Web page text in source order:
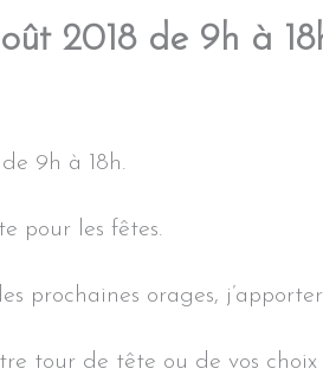
2018 de 9h à
9h à 18h.
pour les fêtes.
prochaines orages,
tour de tête ou de vos